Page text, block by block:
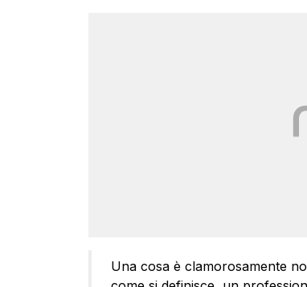
Una cosa è clamorosamente